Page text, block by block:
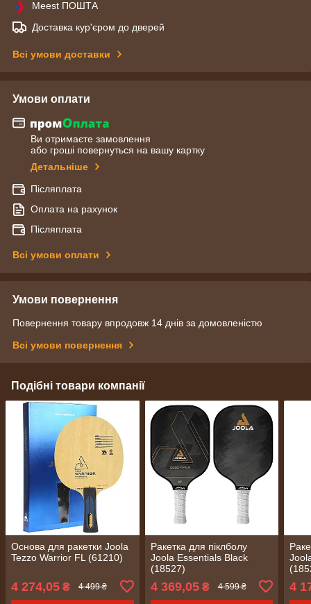
Meest ПОШТА
Доставка кур'єром до дверей
Всі умови доставки
Умови оплати
Ви отримаєте замовлення
або гроші повернуться на вашу картку
Детальніше
Післяплата
Оплата на рахунок
Післяплата
Всі умови оплати
Умови повернення
Повернення товару впродовж 14 днів за домовленістю
Всі умови повернення
Подібні товари компанії
Основа для ракетки Joola
Tezzo Warrior FL (61210)
4 274,05 ₴ 4 499 ₴
Ракетка для піклболу
Joola Essentials Black
(18527)
4 369,05₴ 4 599 ₴ 4